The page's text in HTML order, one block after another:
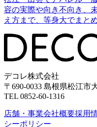
容の実際や向き不向き、
え方まで、等身大でまと
デコレ株式会社
〒690-0033 島根県松江市
TEL 0852-60-1316
店舗・事業会社概要採用
シーポリシー